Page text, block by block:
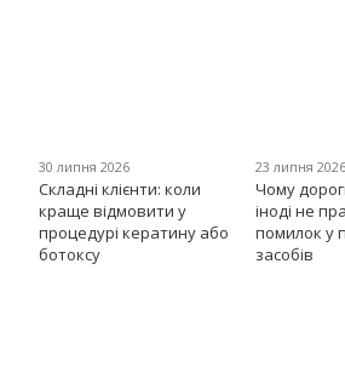
30 липня 2026
Складні клієнти: коли
краще відмовити у
процедурі кератину або
ботоксу
23 липня
Чому
іноді не
помилок у
засобів